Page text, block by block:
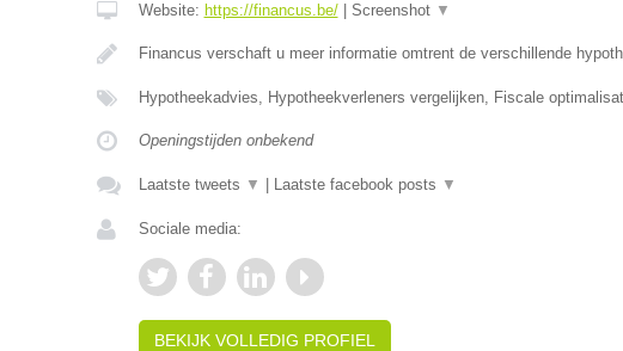
Website: https://financus.be/| Screenshot ▼
Financus verschaft u meer informatie omtrent de verschillende
Hypotheekadvies, Hypotheekverleners vergelijken, Fiscale
Openingstijden onbekend
Laatste tweets ▼ Laatste facebook posts ▼
Sociale media:
BEKIJK VOLLEDIG PROFIEL